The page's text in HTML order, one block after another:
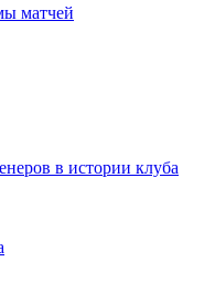
матчей
в истории клуба